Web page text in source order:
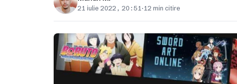
21 iulie 2022, 20:51 ·12 min citire